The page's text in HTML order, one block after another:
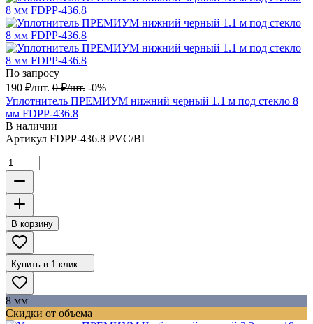
По запросу
190 ₽/шт. 0 ₽/шт. -0%
Уплотнитель ПРЕМИУМ нижний черный 1.1 м под стекло 8
мм FDPP-436.8
В наличии
Артикул FDPP-436.8 PVC/BL
В корзину
Купить в 1 клик
8 мм
Скидки от объема